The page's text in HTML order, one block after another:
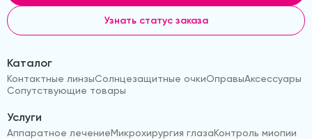
Узнать статус заказа
Каталог
Контактные линзыСолнцезащитные очкиОправыАксессуары
Сопутствующие товары
Услуги
Аппаратное лечениеМикрохирургия глазаКонтроль миопии